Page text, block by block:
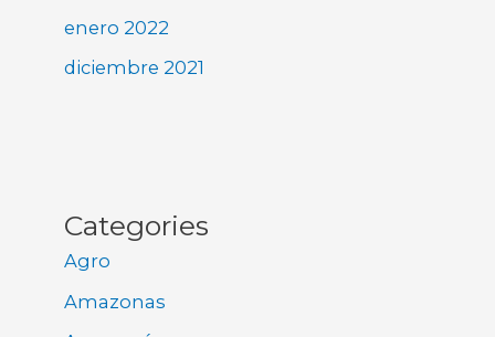
enero 2022
diciembre 2021
Categories
Agro
Amazonas